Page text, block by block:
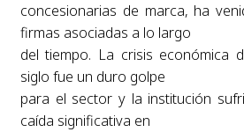
concesionarias de marca, ha
firmas asociadas a lo largo
del tiempo. La crisis económica
siglo fue un duro golpe
para el sector y la institución
caída significativa en